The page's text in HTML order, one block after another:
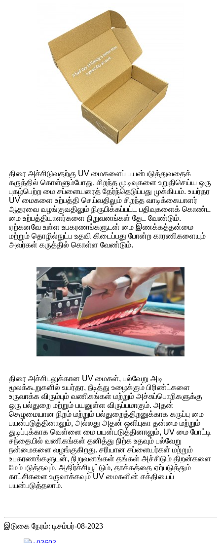
திரை அச்சிடுவதற்கு UV மைகளைப் பயன்படுத்துவதைக்
கருத்தில் கொள்ளும்போது, ​​சிறந்த முடிவுகளை உறுதிசெய்ய ஒரு
புகழ்பெற்ற மை சப்ளையரைத் தேர்ந்தெடுப்பது முக்கியம். உயர்தர
UV மைகளை உற்பத்தி செய்வதிலும் சிறந்த வாடிக்கையாளர்
ஆதரவை வழங்குவதிலும் நிரூபிக்கப்பட்ட பதிவுகளைக் கொண்ட
மை உற்பத்தியாளர்களை நிறுவனங்கள் தேட வேண்டும்.
ஏற்கனவே உள்ள உபகரணங்களுடன் மை இணக்கத்தன்மை
மற்றும் தொழில்நுட்ப உதவி கிடைப்பது போன்ற காரணிகளையும்
அவர்கள் கருத்தில் கொள்ள வேண்டும்.
திரை அச்சிடலுக்கான UV மைகள், பல்வேறு அடி
மூலக்கூறுகளில் உயர்தர, நீடித்து உழைக்கும் பிரிண்ட்களை
உருவாக்க விரும்பும் வணிகங்கள் மற்றும் அச்சுப்பொறிகளுக்கு
ஒரு பல்துறை மற்றும் பயனுள்ள விருப்பமாகும். அதன்
செழுமையான நிறம் மற்றும் பல்துறைத்திறனுக்காக கருப்பு மை
பயன்படுத்தினாலும், அல்லது அதன் ஒளிபுகா தன்மை மற்றும்
துடிப்புக்காக வெள்ளை மை பயன்படுத்தினாலும், UV மை போட்டி
சந்தையில் வணிகங்கள் தனித்து நிற்க உதவும் பல்வேறு
நன்மைகளை வழங்குகிறது. சரியான சப்ளையர்கள் மற்றும்
உபகரணங்களுடன், நிறுவனங்கள் தங்கள் அச்சிடும் திறன்களை
மேம்படுத்தவும், அதிர்ச்சியூட்டும், தாக்கத்தை ஏற்படுத்தும்
காட்சிகளை உருவாக்கவும் UV மைகளின் சக்தியைப்
பயன்படுத்தலாம்.
இடுகை நேரம்: டிசம்பர்-08-2023